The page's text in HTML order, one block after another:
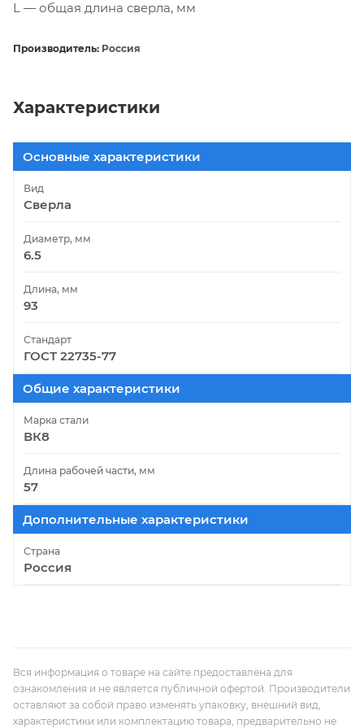
L — общая длина сверла, мм
Производитель: Россия
Характеристики
Основные характеристики
Вид
Сверла
Диаметр, мм
6.5
Длина, мм
93
Стандарт
ГОСТ 22735-77
Общие характеристики
Марка стали
ВК8
Длина рабочей части, мм
57
Дополнительные характеристики
Страна
Россия
Вся информация о товаре на сайте предоставлена для
ознакомления и не является публичной офертой. Производители
оставляют за собой право изменять упаковку, внешний вид,
характеристики или комплектацию товара, предварительно не